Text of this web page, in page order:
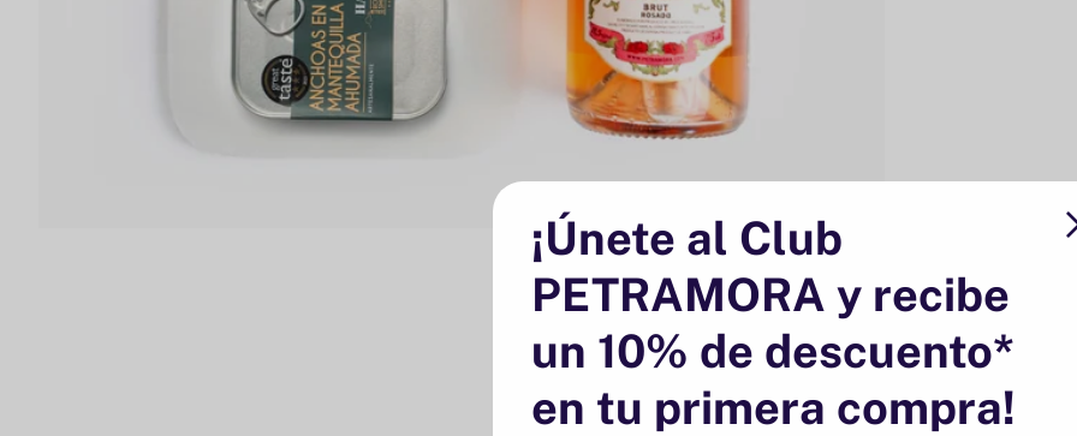
¡Únete al Club
PETRAMORA y recibe
un 10% de descuento*
en tu primera compra!